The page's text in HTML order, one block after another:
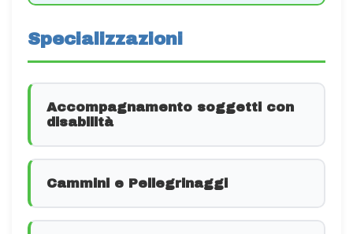
Specializzazioni
Accompagnamento soggetti con
disabilità
Cammini e Pellegrinaggi